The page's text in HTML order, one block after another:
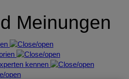
Meinungen
kennen